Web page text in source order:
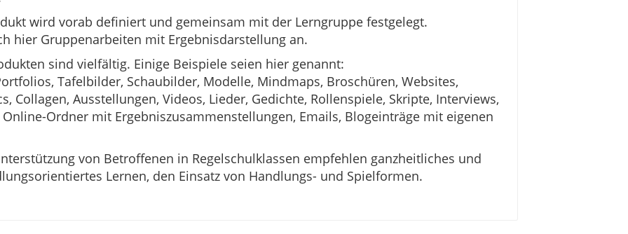
wird vorab definiert und gemeinsam mit der Lerngruppe festgelegt.
hier Gruppenarbeiten mit Ergebnisdarstellung an.
sind vielfältig. Einige Beispiele seien hier genannt:
Tafelbilder, Schaubilder, Modelle, Mindmaps, Broschüren, Websites,
Collagen, Ausstellungen, Videos, Lieder, Gedichte, Rollenspiele, Skripte, Interviews,
Ordner mit Ergebniszusammenstellungen, Emails, Blogeinträge mit eigenen
von Betroffenen in Regelschulklassen empfehlen ganzheitliches und
Lernen, den Einsatz von Handlungs- und Spielformen.